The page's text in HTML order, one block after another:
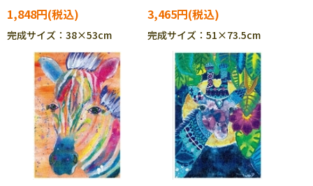
1,848円
完成サイズ：38×53cm
3,465円
完成サイズ：51×73.5cm